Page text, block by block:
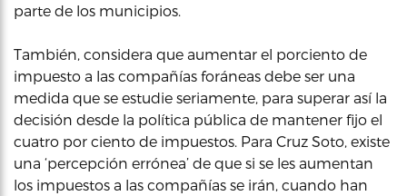
parte de los municipios.
También, considera que aumentar el porciento de
impuesto a las compañías foráneas debe ser una
medida que se estudie seriamente, para superar así la
decisión desde la política pública de mantener fijo el
cuatro por ciento de impuestos. Para Cruz Soto, existe
una ‘percepción errónea’ de que si se les aumentan
los impuestos a las compañías se irán, cuando han